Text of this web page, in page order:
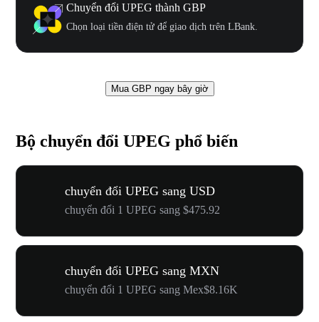
Chuyển đổi UPEG thành GBP
Chọn loại tiền điện tử để giao dịch trên LBank.
Mua GBP ngay bây giờ
Bộ chuyển đổi UPEG phổ biến
chuyển đổi UPEG sang USD
chuyển đổi 1 UPEG sang $475.92
chuyển đổi UPEG sang MXN
chuyển đổi 1 UPEG sang Mex$8.16K